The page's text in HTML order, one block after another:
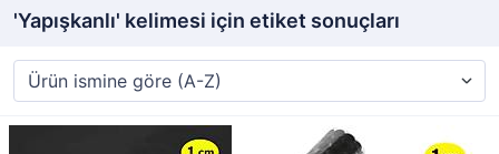
'Yapışkanlı' kelimesi için etiket sonuçları